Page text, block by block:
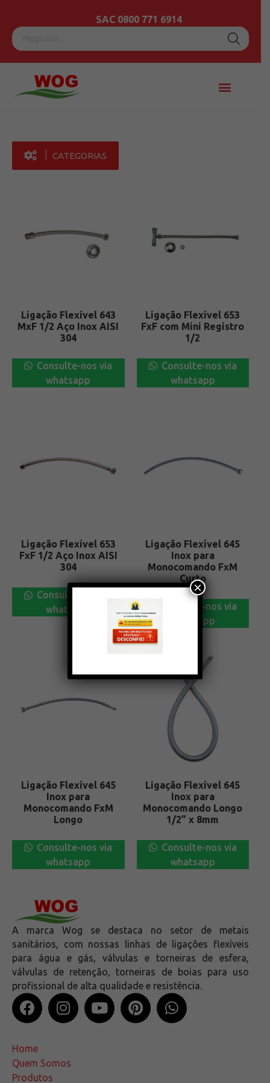
SAC 0800 771 6914
CATEGORIAS
Ligação Flexível 643
MxF 1/2 Aço Inox AISI
304
Consulte-nos via
whatsapp
Ligação Flexível 653
FxF com Mini Registro
1/2
Consulte-nos via
whatsapp
Ligação Flexível 653
FxF 1/2 Aço Inox AISI
304
Consulte-nos via
whatsapp
Ligação Flexível 645
Inox para
Monocomando FxM
Curto
Consulte-nos via
whatsapp
Ligação Flexível 645
Inox para
Monocomando FxM
Longo
Consulte-nos via
whatsapp
Ligação Flexível 645
Inox para
Monocomando Longo
1/2” x 8mm
Consulte-nos via
whatsapp
A marca Wog se destaca no setor de metais
sanitários, com nossas linhas de ligações flexíveis
para água e gás, válvulas e torneiras de esfera,
válvulas de retenção, torneiras de boias para uso
profissional de alta qualidade e resistência.
Home
Quem Somos
Produtos
×